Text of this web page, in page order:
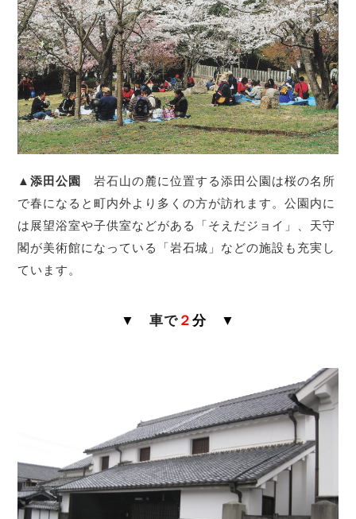
▲添田公園
岩石山の麓に位置する添田公園は桜の名所
で春になると町内外より多くの方が訪れます。公園内に
は展望浴室や子供室などがある「そえだジョイ」、天守
閣が美術館になっている「岩石城」などの施設も充実し
ています。
▼ 車で ２ 分 ▼